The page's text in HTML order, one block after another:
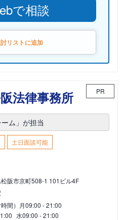
で相談
リストに追加
法律事務所 PR
ム」が担当
土日面談可能
阪市京町508-1 101ビル4F
間） 月09:00 - 21:00
水09:00 - 21:00